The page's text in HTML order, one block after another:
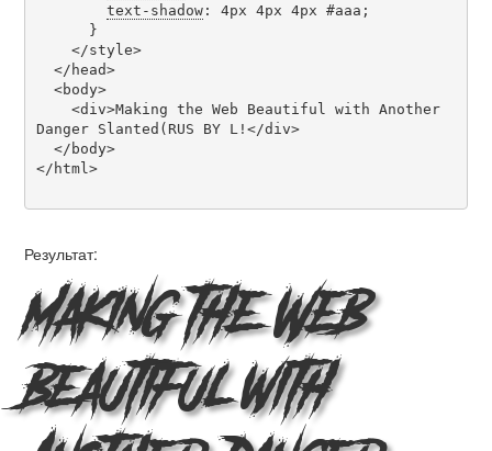
text-shadow: 4px 4px 4px #aaa;
Danger Slanted(RUS BY L!</div>
</html>
Результат:
Making the Web
Beautiful with